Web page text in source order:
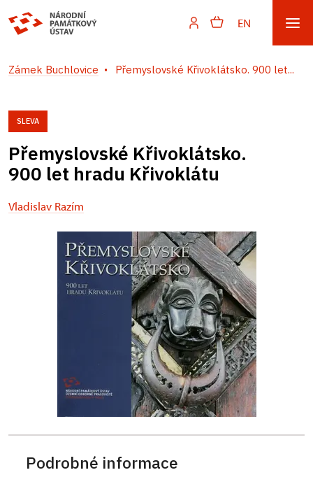
EN
Zámek Buchlovice Přemyslovské Křivoklátsko. 900 let...
SLEVA
Přemyslovské Křivoklátsko.
900 let hradu Křivoklátu
Vladislav Razím
Podrobné informace